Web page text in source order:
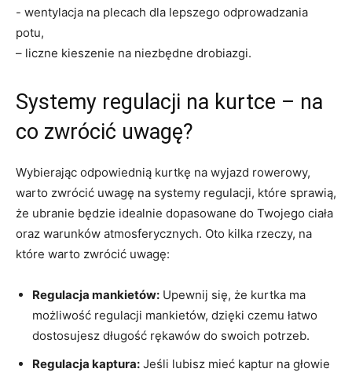
-‍ wentylacja na‍ plecach dla lepszego odprowadzania
⁢potu,
– liczne kieszenie na niezbędne drobiazgi.
Systemy regulacji⁢ na kurtce – na
co zwrócić uwagę?
Wybierając odpowiednią kurtkę na wyjazd rowerowy,
warto zwrócić uwagę na systemy regulacji, ⁤które ⁢sprawią,
że ubranie będzie idealnie ⁢dopasowane do Twojego ciała
oraz warunków atmosferycznych. ​Oto ⁤kilka rzeczy, na
które warto zwrócić uwagę:
Regulacja mankietów: Upewnij się, że kurtka ma
możliwość regulacji mankietów, dzięki czemu łatwo
dostosujesz długość rękawów do swoich potrzeb.
Regulacja kaptura: Jeśli lubisz mieć kaptur na głowie